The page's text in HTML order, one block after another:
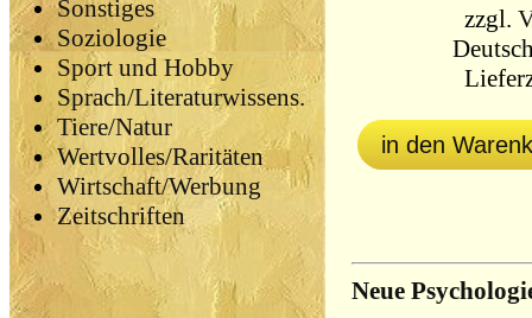
Sonstiges
Soziologie
Sport und Hobby
Sprach/Literaturwissens.
Tiere/Natur
Wertvolles/Raritäten
Wirtschaft/Werbung
Zeitschriften
zzgl.
in den
Neue